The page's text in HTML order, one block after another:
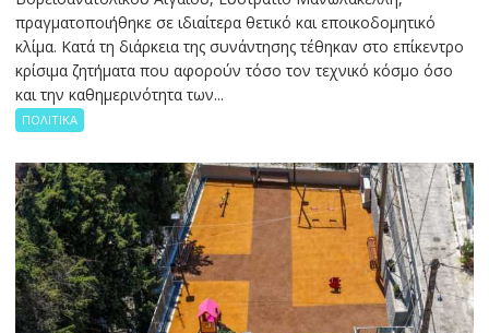
πραγματοποιήθηκε σε ιδιαίτερα θετικό και εποικοδομητικό
κλίμα. Κατά τη διάρκεια της συνάντησης τέθηκαν στο επίκεντρο
κρίσιμα ζητήματα που αφορούν τόσο τον τεχνικό κόσμο όσο
και την καθημερινότητα των...
ΠΟΛΙΤΙΚΑ